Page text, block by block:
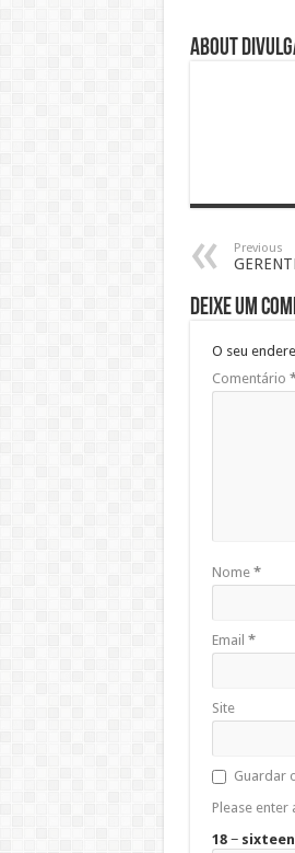
About
Previous
Deixe um
O seu
Comentário
Nome *
Email *
Site
Guardar
Please enter
18 −